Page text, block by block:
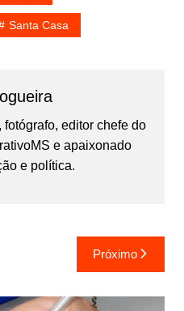
Santa Casa
fotógrafo, editor chefe do
e apaixonado
e política.
Próximo